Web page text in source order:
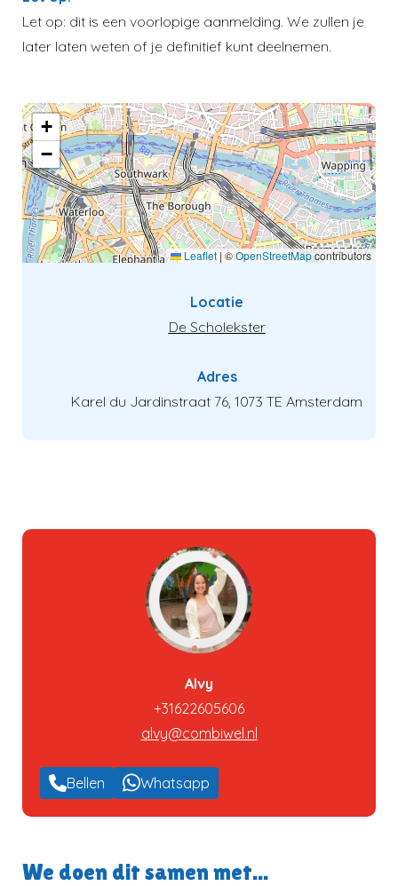
Let op: dit is een voorlopige aanmelding. We zullen je
later laten weten of je definitief kunt deelnemen.
Locatie
De Scholekster
Adres
Karel du Jardinstraat 76, 1073 TE Amsterdam
+
−
Leaflet | ©OpenStreetMapcontributors
Alvy
+31622605606
alvy@combiwel.nl
Bellen Whatsapp
We doen dit samen met...